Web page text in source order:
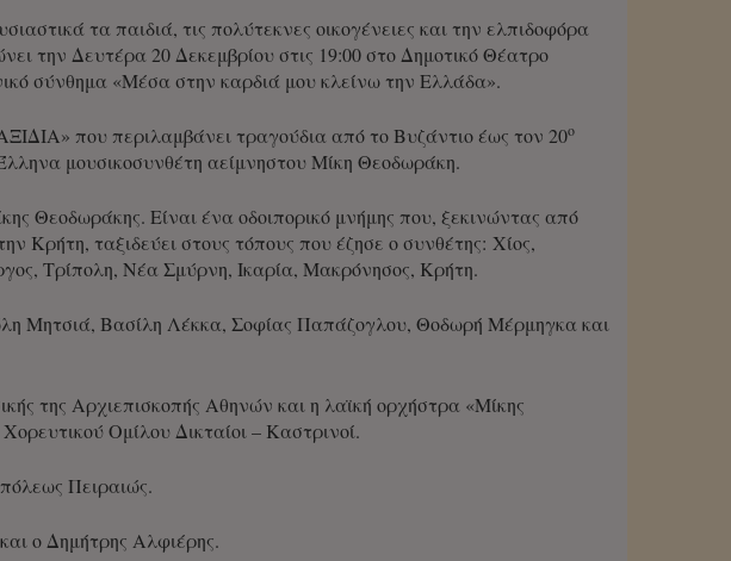
τα παιδιά, τις πολύτεκνες οικογένειες και την ελπιδοφόρα
την Δευτέρα 20 Δεκεμβρίου στις 19:00 στο Δημοτικό Θέατρο
σύνθημα «Μέσα στην καρδιά μου κλείνω την Ελλάδα».
που περιλαμβάνει τραγούδια από το Βυζάντιο έως τον 20ο
μουσικοσυνθέτη αείμνηστου Μίκη Θεοδωράκη.
Θεοδωράκης. Είναι ένα οδοιπορικό μνήμης που, ξεκινώντας από
Κρήτη, ταξιδεύει στους τόπους που έζησε ο συνθέτης: Χίος,
Τρίπολη, Νέα Σμύρνη, Ικαρία, Μακρόνησος, Κρήτη.
Μητσιά, Βασίλη Λέκκα, Σοφίας Παπάζογλου, Θοδωρή Μέρμηγκα και
της Αρχιεπισκοπής Αθηνών και η λαϊκή ορχήστρα «Μίκης
Ομίλου Δικταίοι – Καστρινοί.
Πειραιώς.
ο Δημήτρης Αλφιέρης.